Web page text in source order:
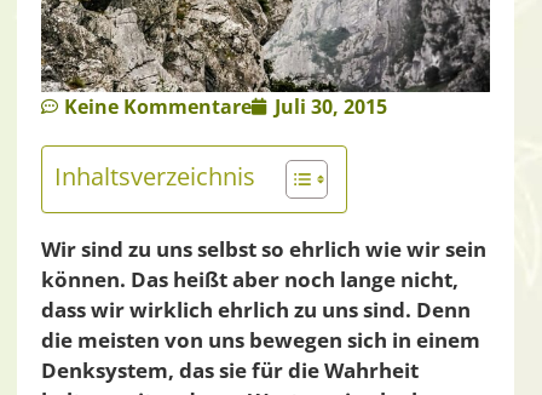
Keine Kommentare Juli 30, 2015
Inhaltsverzeichnis
Wir sind zu uns selbst so ehrlich wie wir sein
können. Das heißt aber noch lange nicht,
dass wir wirklich ehrlich zu uns sind. Denn
die meisten von uns bewegen sich in einem
Denksystem, das sie für die Wahrheit